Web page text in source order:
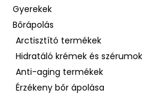
Gyerekek
Bőrápolás
Arctisztító termékek
Hidratáló krémek és szérumok
Anti-aging termékek
Érzékeny bőr ápolása